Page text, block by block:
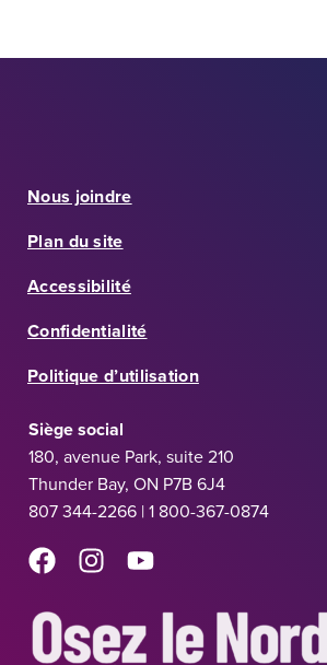
Nous joindre
Plan du site
Accessibilité
Confidentialité
Politique d’utilisation
Siège social
180, avenue Park, suite 210
Thunder Bay, ON P7B 6J4
807 344-2266 | 1 800-367-0874